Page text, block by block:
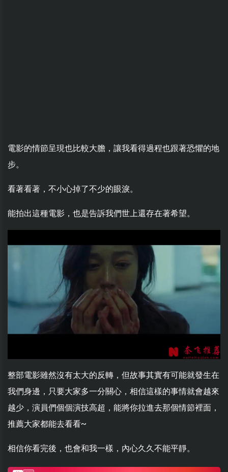
電影的情節呈現也比較大膽，讓我看得過程也跟著恐懼的地
步。
看著看著，不小心掉了不少的眼淚。
能拍出這種電影，也是告訴我們世上還存在著希望。
整部電影雖然沒有太大的反轉，但故事其實有可能就發生在
我們身邊，只要大家多一分關心，相信這樣的事情就會越來
越少，演員們個個演技高超，能將你拉進去那個情節裡面，
推薦大家都能去看看~
相信你看完後，也會和我一樣，內心久久不能平靜。